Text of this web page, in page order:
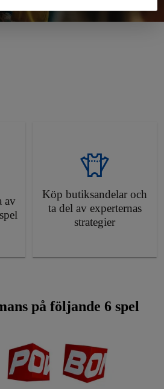
av
Köp butiksandelar och
ta del av experternas
strategier
på följande 6 spel